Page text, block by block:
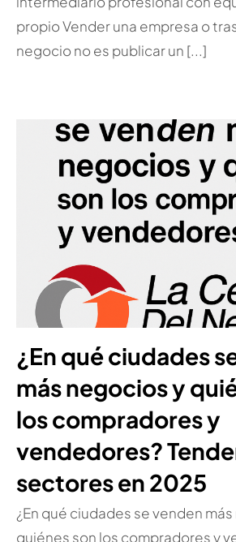
propio Vender una empresa o
negocio no es publicar un [...]
¿En qué ciudades
más negocios y
los compradores y
vendedores?
sectores en 2025
¿En qué ciudades se venden
quiénes son los compradores y